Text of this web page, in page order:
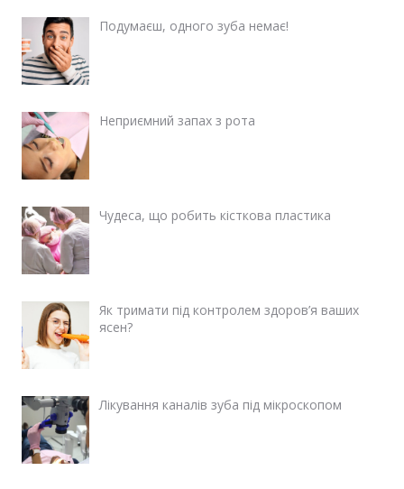
Подумаєш, одного зуба немає!
Неприємний запах з рота
Чудеса, що робить кісткова пластика
Як тримати під контролем здоров’я ваших
ясен?
Лікування каналів зуба під мікроскопом